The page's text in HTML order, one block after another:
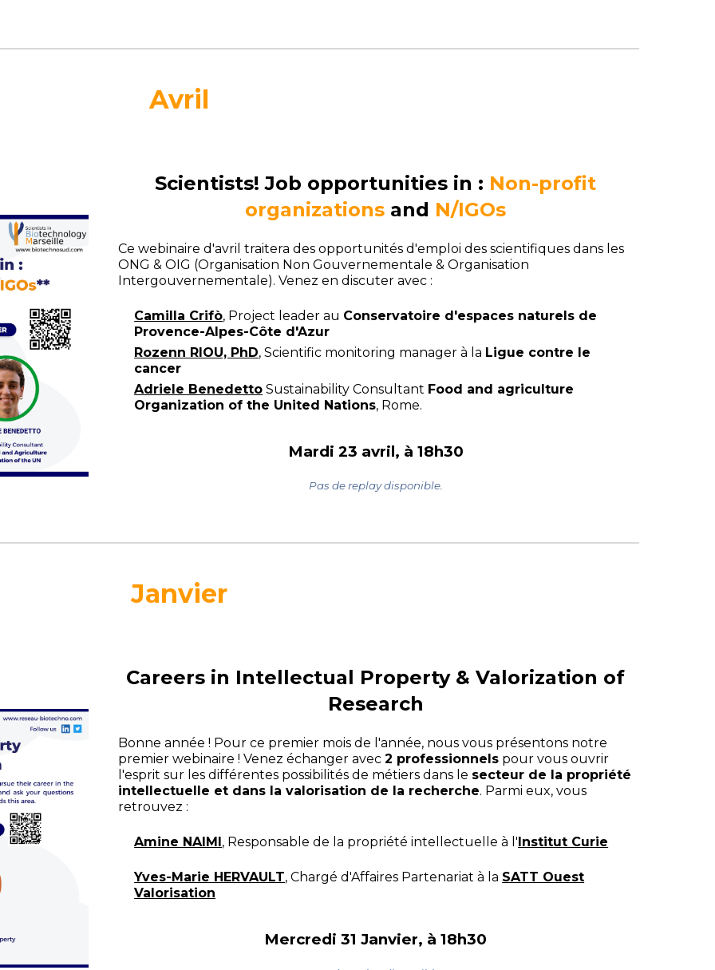
Avril
Scientists! Job opportunities in : Non-profit
organizations and N/IGOs
Ce webinaire d'avril traitera desopportunités d'emploi des scientifiques dans les
ONG & OIG (Organisation Non Gouvernementale & Organisation
Intergouvernementale). Venez en discuter avec :
Camilla Crifò, Project leader au Conservatoire d'espaces naturels de
Provence-Alpes-Côte d'Azur
Rozenn RIOU, PhD, Scientific monitoring manager à la Ligue contre le
cancer
Adriele Benedetto Sustainability Consultant Food and agriculture
Organization of the United Nations, Rome.
Mardi 23 avril, à 18h30
Pas de replay disponible.
Janvier
Careers in Intellectual Property & Valorization of
Research
Bonne année ! Pour ce premier mois de l'année, nous vous présentons notre
premier webinaire ! Venez échanger avec 2 professionnels pour vous ouvrir
l'esprit sur les différentes possibilités de métiers dans le secteur de la propriété
intellectuelle et dans la valorisation de la recherche. Parmi eux, vous
retrouvez :
Amine NAIMI , Responsable de la propriété intellectuelle à l' Institut Curie
Yves-Marie HERVAULT, Chargé d'Affaires Partenariat à la SATT Ouest
Valorisation
Mercredi 31 Janvier, à 18h30